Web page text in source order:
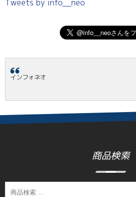
Tweets by info__neo
インフォネオ
商品検索